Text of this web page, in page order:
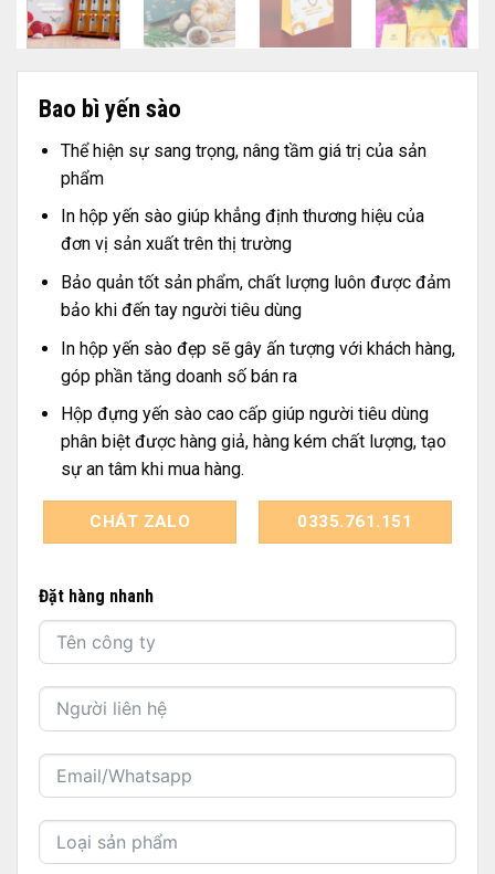
Bao bì yến sào
Thể hiện sự sang trọng, nâng tầm giá trị của sản
phẩm
In hộp yến sào giúp khẳng định thương hiệu của
đơn vị sản xuất trên thị trường
Bảo quản tốt sản phẩm, chất lượng luôn được đảm
bảo khi đến tay người tiêu dùng
In hộp yến sào đẹp sẽ gây ấn tượng với khách hàng,
góp phần tăng doanh số bán ra
Hộp đựng yến sào cao cấp giúp người tiêu dùng
phân biệt được hàng giả, hàng kém chất lượng, tạo
sự an tâm khi mua hàng.
CHÁT ZALO 0335.761.151
Đặt hàng nhanh